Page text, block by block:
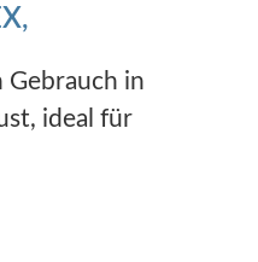
in
ideal für